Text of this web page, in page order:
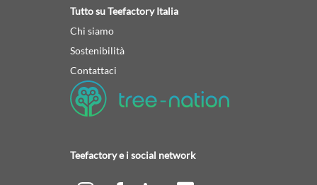
Tutto su Teefactory Italia
Chi siamo
Sostenibilità
Contattaci
Teefactory e i social network